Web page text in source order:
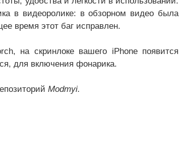
в видеоролике: в обзорном видео была
время этот баг исправлен.
на скринлоке вашего iPhone появится
для включения фонарика.
Modmyi.